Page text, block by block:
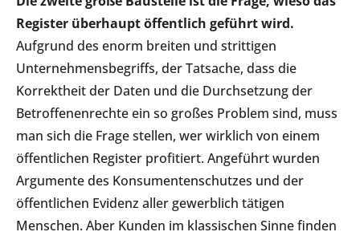
Register überhaupt öffentlich geführt wird.
Aufgrund des enorm breiten und strittigen
Unternehmensbegriffs, der Tatsache, dass die
Korrektheit der Daten und die Durchsetzung der
Betroffenenrechte ein so großes Problem sind, muss
man sich die Frage stellen, wer wirklich von einem
öffentlichen Register profitiert. Angeführt wurden
Argumente des Konsumentenschutzes und der
öffentlichen Evidenz aller gewerblich tätigen
Menschen. Aber Kunden im klassischen Sinne finden